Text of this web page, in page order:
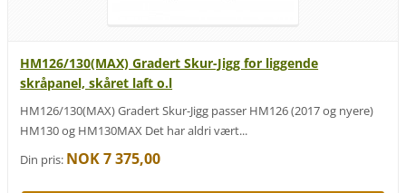
HM126/130(MAX) Gradert Skur-Jigg for liggende
skråpanel, skåret laft o.l
HM126/130(MAX) Gradert Skur-Jigg passer HM126 (2017 og nyere)
HM130 og HM130MAX Det har aldri vært...
Din pris: NOK 7 375,00